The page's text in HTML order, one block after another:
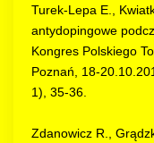
Turek-Lepa E.,
antydopingowe
Kongres Polskiego
Poznań, 18-
1), 35-36.
Zdanowicz R.,